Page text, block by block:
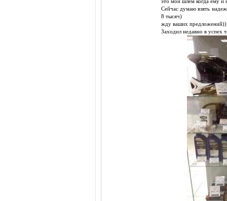
это мой шлем когда ему и
Сейчас думаю взять
8 тысяч)
жду ваших
Заходил недавно в успех